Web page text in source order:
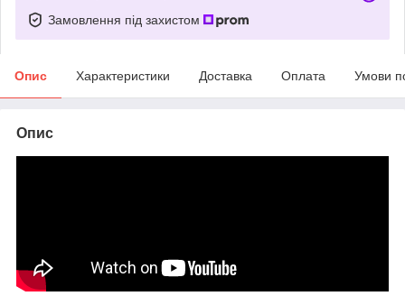
Замовлення під захистом
Опис Характеристики Доставка Оплата Умови
Опис